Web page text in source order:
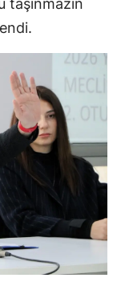
taşınmazın